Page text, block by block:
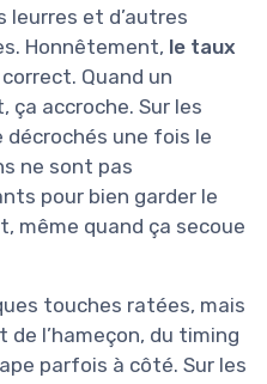
leurres et d’autres
Honnêtement, le taux
Quand un
accroche. Sur les
décrochés une fois le
ne sont pas
pour bien garder le
même quand ça secoue
touches ratées, mais
de l’hameçon, du timing
parfois à côté. Sur les